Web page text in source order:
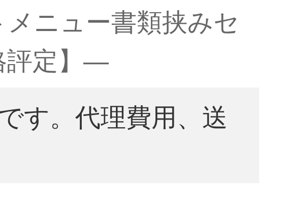
ニュー書類挟みセ
評定】―
す。代理費用、送